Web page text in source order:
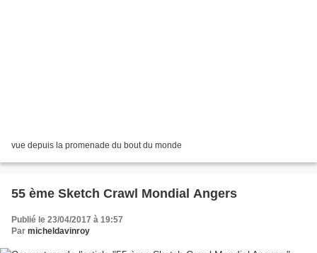
vue depuis la promenade du bout du monde
55 ème Sketch Crawl Mondial Angers
Publié le 23/04/2017 à 19:57
Par micheldavinroy